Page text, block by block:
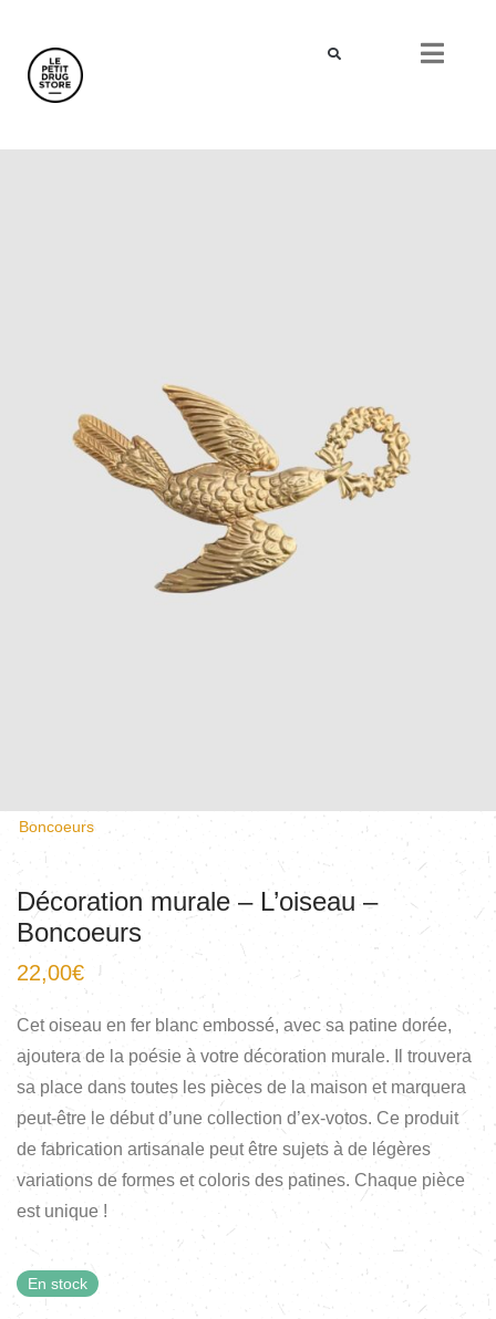
Boncoeurs
Décoration murale – L’oiseau –
Boncoeurs
22,00€
Cet oiseau en fer blanc embossé, avec sa patine dorée,
ajoutera de la poésie à votre décoration murale. Il trouvera
sa place dans toutes les pièces de la maison et marquera
peut-être le début d’une collection d’ex-votos. Ce produit
de fabrication artisanale peut être sujets à de légères
variations de formes et coloris des patines. Chaque pièce
est unique !
En stock